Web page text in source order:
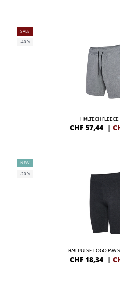
SALE
-40%
HMLTECH FLEECE
CHF 57,44 |
NEW
-20%
HMLPULSE LOGO MW
CHF 18,34 |